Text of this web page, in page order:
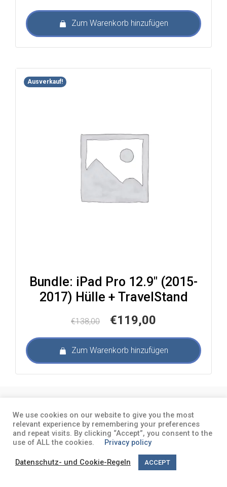
war:
€138,00
ist:
€119,00.
Zum Warenkorb hinzufügen
Ausverkauf!
Bundle: iPad Pro 12.9″ (2015-
2017) Hülle + TravelStand
€138,00
Ursprünglicher
war:
€138,00
€119,00
ist:
€119,00.
Zum Warenkorb hinzufügen
policy
We use cookies on our website to give you the most
relevant experience by remembering your preferences
and repeat visits. By clicking “Accept”, you consent to the
use of ALL the cookies. Privacy policy
Datenschutz- und Cookie-Regeln ACCEPT
Deutsch